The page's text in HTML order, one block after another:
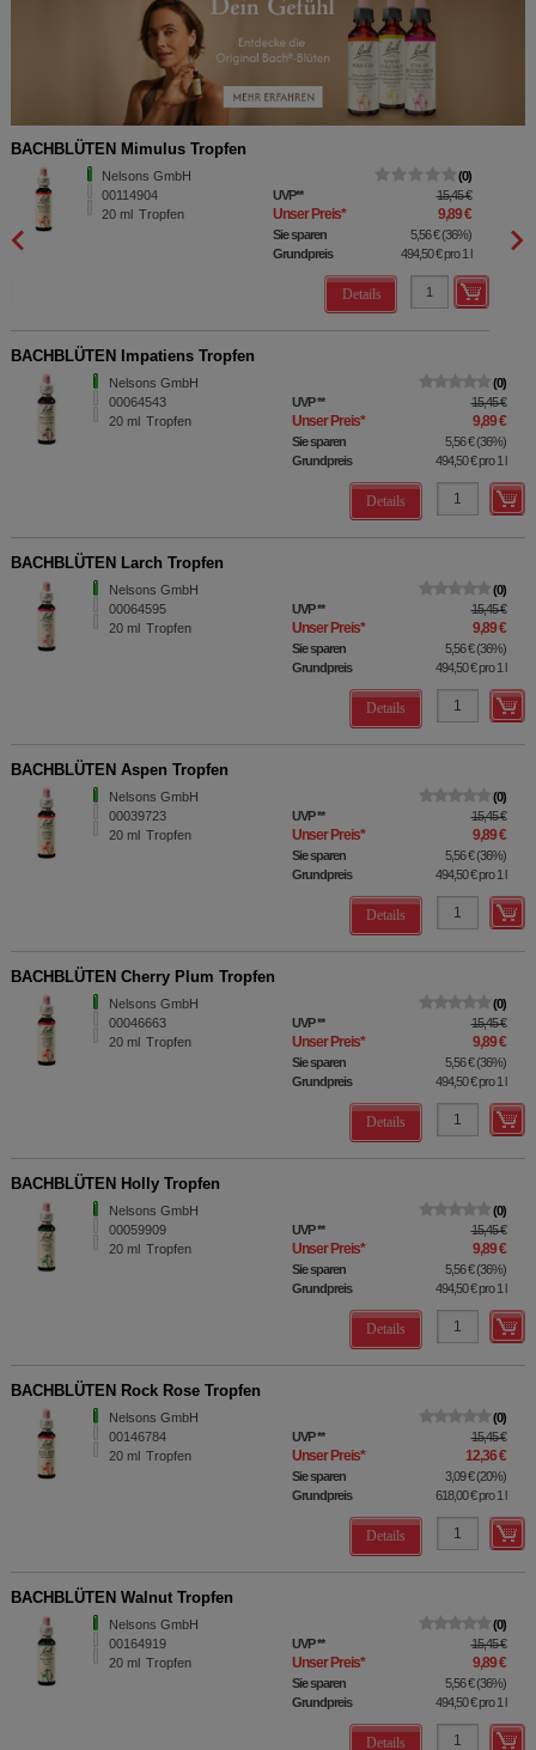
BACHBLÜTEN Mimulus Tropfen
Nelsons GmbH
00114904
20 ml Tropfen
0
UVP** 15,45 €
Unser Preis* 9,89 €
Sie sparen 5,56 € (36%)
Grundpreis
494,50 €pro 1 l
Details
BACHBLÜTEN Impatiens Tropfen
Nelsons GmbH
00064543
20 ml Tropfen
0
UVP** 15,45 €
Unser Preis* 9,89 €
Sie sparen 5,56 €(36%)
Grundpreis
494,50 €pro 1 l
Details
BACHBLÜTEN Larch Tropfen
Nelsons GmbH
00064595
20 ml Tropfen
0
UVP** 15,45 €
Unser Preis* 9,89 €
Sie sparen 5,56 €(36%)
Grundpreis
494,50 €pro 1 l
Details
BACHBLÜTEN Aspen Tropfen
Nelsons GmbH
00039723
20 ml Tropfen
0
UVP** 15,45 €
Unser Preis* 9,89 €
Sie sparen 5,56 €(36%)
Grundpreis
494,50 €pro 1 l
Details
BACHBLÜTEN Cherry Plum Tropfen
Nelsons GmbH
00046663
20 ml Tropfen
0
UVP** 15,45 €
Unser Preis* 9,89 €
Sie sparen 5,56 €(36%)
Grundpreis
494,50 €pro 1 l
Details
BACHBLÜTEN Holly Tropfen
Nelsons GmbH
00059909
20 ml Tropfen
0
UVP** 15,45 €
Unser Preis* 9,89 €
Sie sparen 5,56 €(36%)
Grundpreis
494,50 €pro 1 l
Details
BACHBLÜTEN Rock Rose Tropfen
Nelsons GmbH
00146784
20 ml Tropfen
0
UVP** 15,45 €
Unser Preis* 12,36 €
Sie sparen 3,09 €(20%)
Grundpreis
618,00 €pro 1 l
Details
BACHBLÜTEN Walnut Tropfen
Nelsons GmbH
00164919
20 ml Tropfen
0
UVP** 15,45 €
Unser Preis* 9,89 €
Sie sparen 5,56 €(36%)
Grundpreis
494,50 €pro 1 l
Details